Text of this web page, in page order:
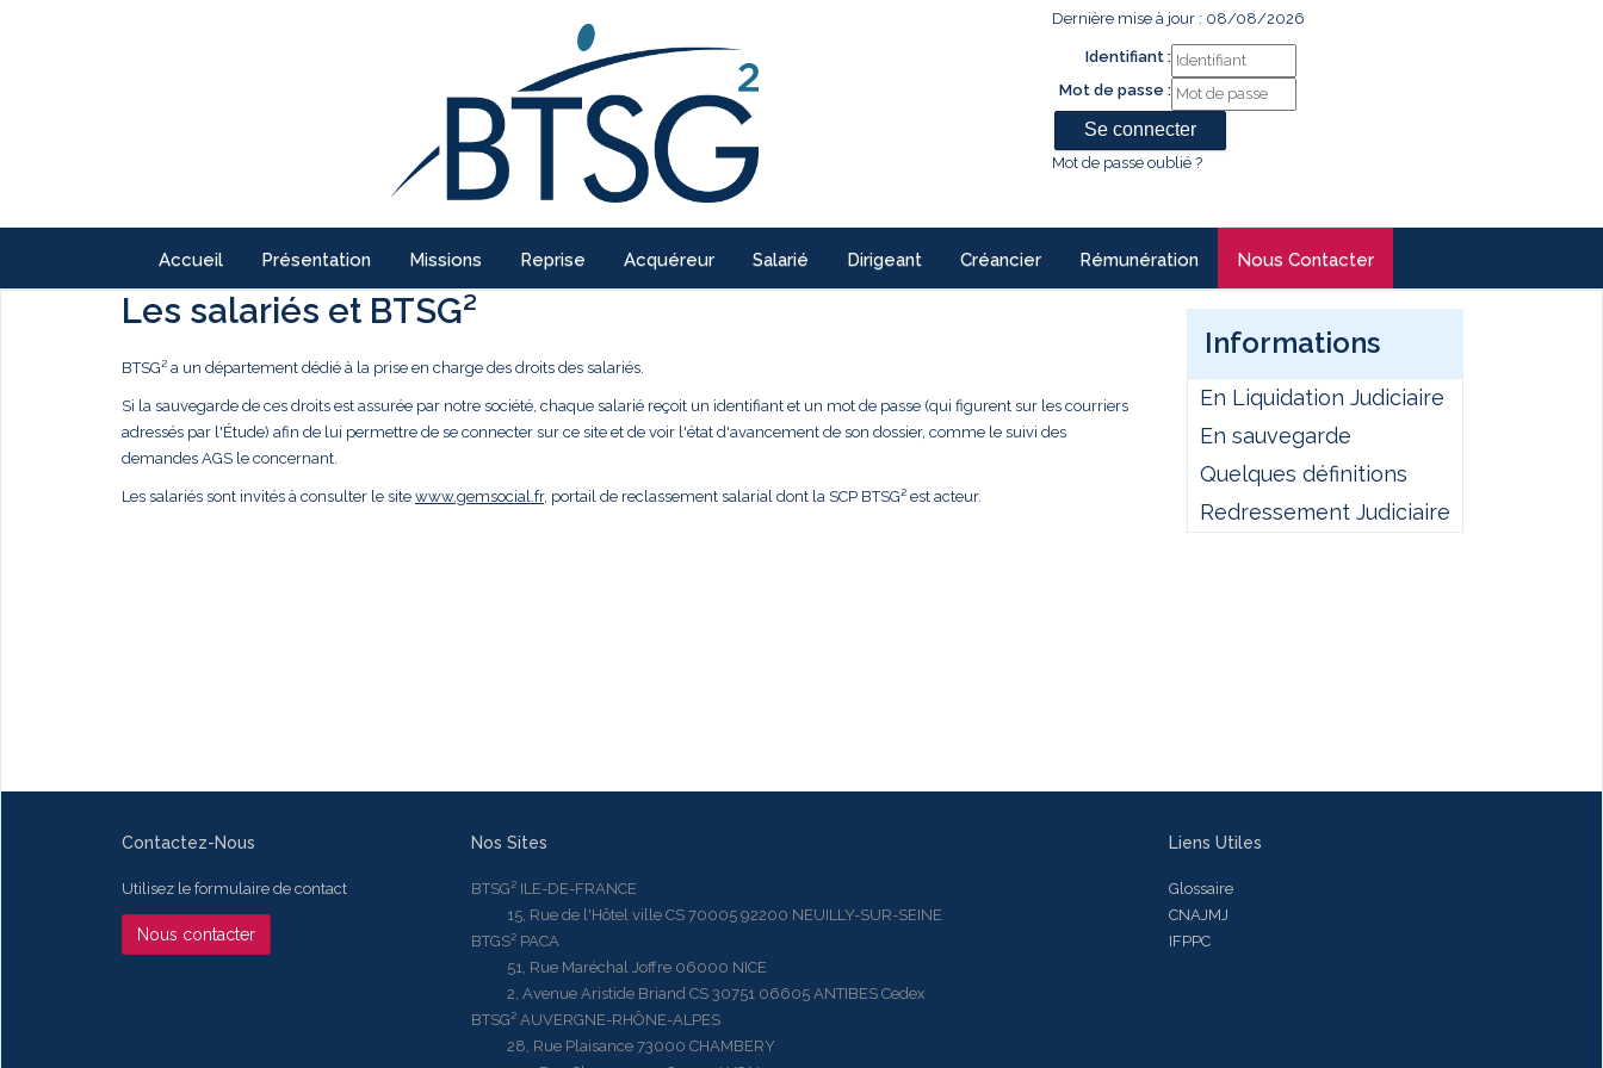
Dernière mise à jour : 08/08/2026
Identifiant :
Mot de passe :
Mot de passe oublié ?
Accueil Présentation Missions Reprise Acquéreur Salarié Dirigeant Créancier Rémunération Nous Contacter
Les salariés et BTSG²
BTSG² a un département dédié à la prise en charge des droits des salariés.
Si la sauvegarde de ces droits est assurée par notre société, chaque salarié reçoit un identifiant et un mot de passe (qui figurent sur les courriers
adressés par l'Étude) afin de lui permettre de se connecter sur ce site et de voir l'état d'avancement de son dossier, comme le suivi des
demandes AGS le concernant.
Les salariés sont invités à consulter le site www.gemsocial.fr, portail de reclassement salarial dont la SCP BTSG² est acteur.
Informations
En Liquidation Judiciaire
En sauvegarde
Quelques définitions
Redressement Judiciaire
Contactez-Nous
Utilisez le formulaire de contact
Nous contacter
Nos Sites
BTSG² ILE-DE-FRANCE
15, Rue de l'Hôtel ville CS 70005 92200 NEUILLY-SUR-SEINE
BTGS² PACA
51, Rue Maréchal Joffre 06000 NICE
2, Avenue Aristide Briand CS 30751 06605 ANTIBES Cedex
BTSG² AUVERGNE-RHÔNE-ALPES
28, Rue Plaisance 73000 CHAMBERY
Liens Utiles
Glossaire
CNAJMJ
IFPPC